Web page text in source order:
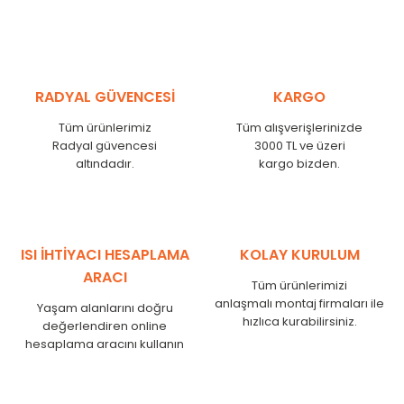
RADYAL GÜVENCESİ
Tüm ürünlerimiz
Radyal güvencesi
altındadır.
KARGO
Tüm alışverişlerinizde
3000 TL ve üzeri
kargo bizden.
ISI İHTİYACI HESAPLAMA
ARACI
Yaşam alanlarını doğru
değerlendiren online
hesaplama aracını kullanın
KOLAY KURULUM
Tüm ürünlerimizi
anlaşmalı montaj firmaları ile
hızlıca kurabilirsiniz.